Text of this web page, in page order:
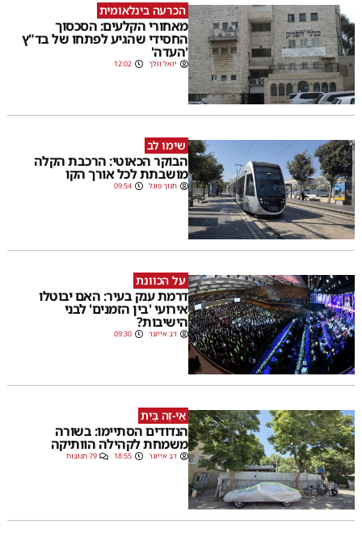
הכרעה בינלאומית
מאחורי הקלעים: הסכסוך
החסידי שהגיע לפתחו של בד"ץ
'העדה'
יואל וולך 12:02
שימו לב
הבוקר הכאוטי: הרכבת הקלה
מושבתת לכל אורך הקו
חנוך פוגל 09:54
על הכוונת
דרמת ענק בעיר: האם יבוטלו
אירועי 'בין הזמנים' לבני
הישיבות?
דב אייזנר 09:30
אֵי-זֶה בַּיִת
הנדודים הסתיימו: בשורה
משמחת לקהילה הוותיקה
דב אייזנר 18:55 79 תגובות